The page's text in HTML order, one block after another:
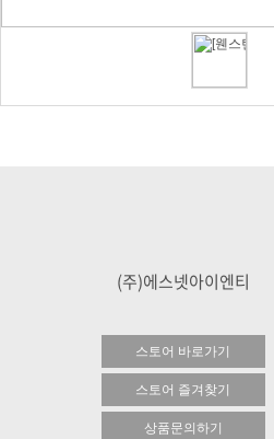
(주)에스넷아이엔티
스토어 바로가기
스토어 즐겨찾기
상품문의하기